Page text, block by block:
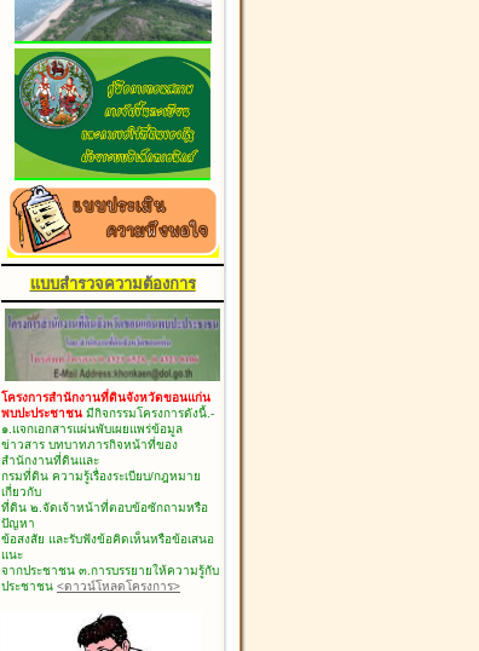
แบบสำรวจความต้องการ
โครงการสำนักงานที่ดินจังหวัดขอนแก่น
พบปะประชาชน มีกิจกรรมโครงการดังนี้.-
๑.แจกเอกสารแผ่นพับเผยแพร่ข้อมูล
ข่าวสาร บทบาทภารกิจหน้าที่ของ
สำนักงานที่ดินและ
กรมที่ดิน ความรู้เรื่องระเบียบ/กฎหมาย
เกี่ยวกับ
ที่ดิน ๒.จัดเจ้าหน้าที่ตอบข้อซักถามหรือ
ปัญหา
ข้อสงสัย และรับฟังข้อคิดเห็นหรือข้อเสนอ
แนะ
จากประชาชน ๓.การบรรยายให้ความรู้กับ
ประชาชน <ดาวน์โหลดโครงการ>